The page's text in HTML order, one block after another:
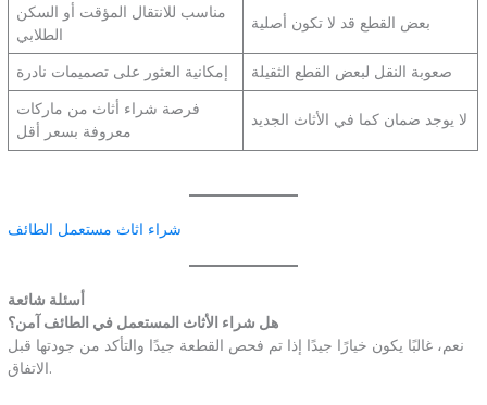
مناسب للانتقال المؤقت أو السكن
الطلابي
بعض القطع قد لا تكون أصلية
إمكانية العثور على تصميمات نادرة
صعوبة النقل لبعض القطع الثقيلة
فرصة شراء أثاث من ماركات
معروفة بسعر أقل
لا يوجد ضمان كما في الأثاث الجديد
شراء اثاث مستعمل الطائف
أسئلة شائعة
هل شراء الأثاث المستعمل في الطائف آمن؟
نعم، غالبًا يكون خيارًا جيدًا إذا تم فحص القطعة جيدًا والتأكد من جودتها قبل
الاتفاق.